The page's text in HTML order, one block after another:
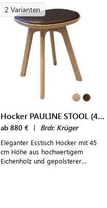
2 Varianten
Hocker PAULINE STOOL (45 cm)
ab 880 € | Brdr. Krüger
Eleganter Esstisch Hocker mit 45
cm Höhe aus hochwertigem
Eichenholz und gepolsterer